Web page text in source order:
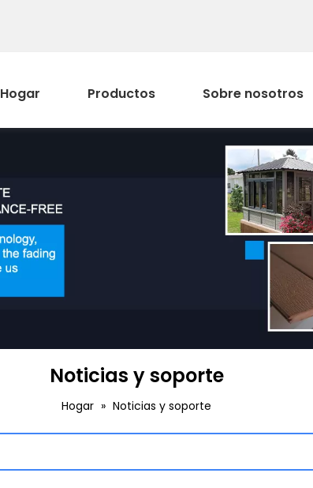
Hogar Productos Sobre nosotros
Noticias y soporte
Hogar » Noticias y soporte